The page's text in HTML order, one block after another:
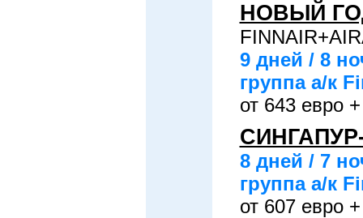
НОВЫЙ
9 дней / 8
группа а/к
от 643 евро
8 дней / 7
группа а/к
от 607 евро